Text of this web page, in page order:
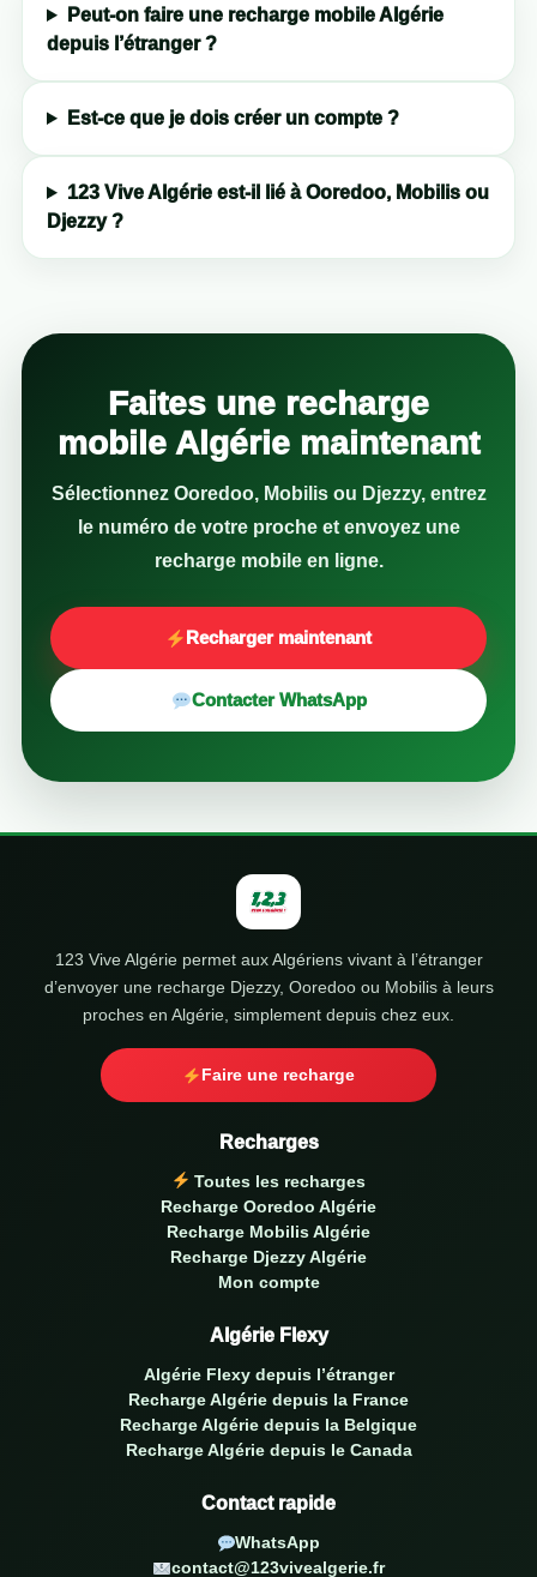
Peut-on faire une recharge mobile Algérie
depuis l’étranger ?
Est-ce que je dois créer un compte ?
123 Vive Algérie est-il lié à Ooredoo, Mobilis ou
Djezzy ?
Faites une recharge
mobile Algérie maintenant
Sélectionnez Ooredoo, Mobilis ou Djezzy, entrez
le numéro de votre proche et envoyez une
recharge mobile en ligne.
Recharger maintenant
Contacter WhatsApp
123 Vive Algérie permet aux Algériens vivant à l’étranger
d’envoyer une recharge Djezzy, Ooredoo ou Mobilis à leurs
proches en Algérie, simplement depuis chez eux.
Faire une recharge
Recharges
Toutes les recharges
Recharge Ooredoo Algérie
Recharge Mobilis Algérie
Recharge Djezzy Algérie
Mon compte
Algérie Flexy
Algérie Flexy depuis l’étranger
Recharge Algérie depuis la France
Recharge Algérie depuis la Belgique
Recharge Algérie depuis le Canada
Contact rapide
WhatsApp
contact@123vivealgerie.fr